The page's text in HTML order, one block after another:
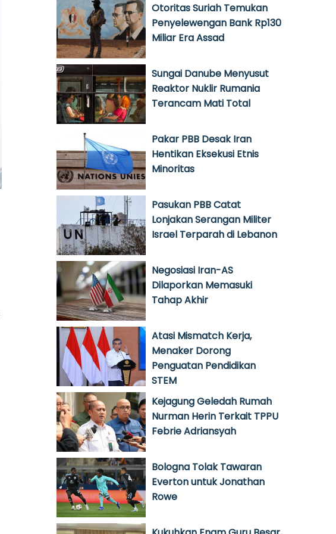
Otoritas Suriah Temukan
Penyelewengan Bank Rp130
Miliar Era Assad
Sungai Danube Menyusut
Reaktor Nuklir Rumania
Terancam Mati Total
Pakar PBB Desak Iran
Hentikan Eksekusi Etnis
Minoritas
Pasukan PBB Catat
Lonjakan Serangan Militer
Israel Terparah di Lebanon
Negosiasi Iran-AS
Dilaporkan Memasuki
Tahap Akhir
Atasi Mismatch Kerja,
Menaker Dorong
Penguatan Pendidikan
STEM
Kejagung Geledah Rumah
Nurman Herin Terkait TPPU
Febrie Adriansyah
Bologna Tolak Tawaran
Everton untuk Jonathan
Rowe